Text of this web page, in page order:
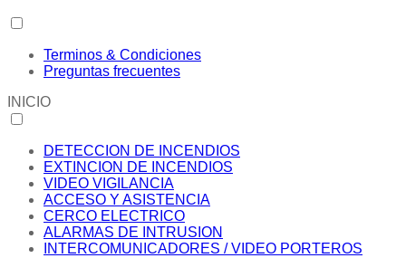
Terminos & Condiciones
Preguntas frecuentes
INICIO
DETECCION DE INCENDIOS
EXTINCION DE INCENDIOS
VIDEO VIGILANCIA
ACCESO Y ASISTENCIA
CERCO ELECTRICO
ALARMAS DE INTRUSION
INTERCOMUNICADORES / VIDEO PORTEROS